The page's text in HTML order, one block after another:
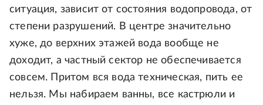
ситуация, зависит от состояния водопровода, от
степени разрушений. В центре значительно
хуже, до верхних этажей вода вообще не
доходит, а частный сектор не обеспечивается
совсем. Притом вся вода техническая, пить ее
нельзя. Мы набираем ванны, все кастрюли и